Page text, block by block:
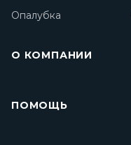
Опалубка
О КОМПАНИИ
ПОМОЩЬ